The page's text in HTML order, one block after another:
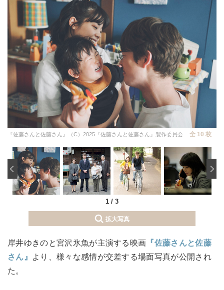
『佐藤さんと佐藤さん』（C）2025『佐藤さんと佐藤さん』製作委員会 全 10 枚
1 / 3
‹
拡大写真
岸井ゆきのと宮沢氷魚が主演する映画 『佐藤さんと佐藤
さん』
より、様々な感情が交差する場面写真が公開され
た。